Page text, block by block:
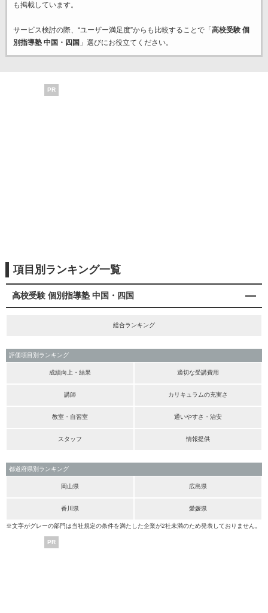
も掲載しています。
サービス検討の際、“ユーザー満足度”からも比較することで「 高校受験 個
別指導塾 中国・四国 」選びにお役立てください。
PR
項目別ランキング一覧
高校受験 個別指導塾 中国・四国
総合ランキング
評価項目別ランキング
成績向上・結果 適切な受講費用
講師 カリキュラムの充実さ
教室・自習室 通いやすさ・治安
スタッフ 情報提供
都道府県別ランキング
岡山県 広島県
香川県 愛媛県
※文字がグレーの部門は当社規定の条件を満たした企業が2社未満のため発表しておりません。
PR